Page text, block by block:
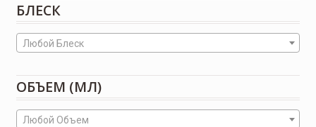
БЛЕСК
Любой Блеск
ОБЪЕМ (МЛ)
Любой Объем